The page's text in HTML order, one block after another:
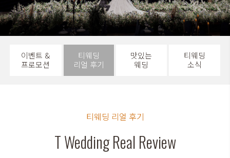
이벤트 &
프로모션
티웨딩
리얼 후기
맛있는
웨딩
티웨딩
소식
티웨딩 리얼 후기
T Wedding Real Review